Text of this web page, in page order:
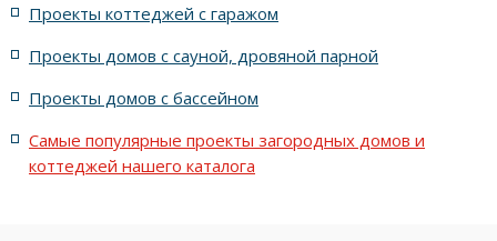
с террасой и 6 комнатами
Проекты коттеджей с гаражом
Проекты домов с сауной, дровяной парной
Проекты домов с бассейном
Самые популярные проекты загородных домов и
коттеджей нашего каталога